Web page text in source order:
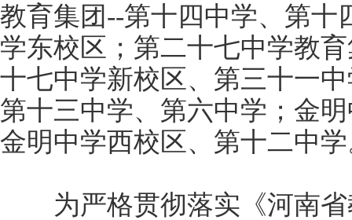
教育集团--第十四中学、第十
学东校区；第二十七中学教
十七中学新校区、第三十一
第十三中学、第六中学；金
金明中学西校区、第十二中
为严格贯彻落实《河南省